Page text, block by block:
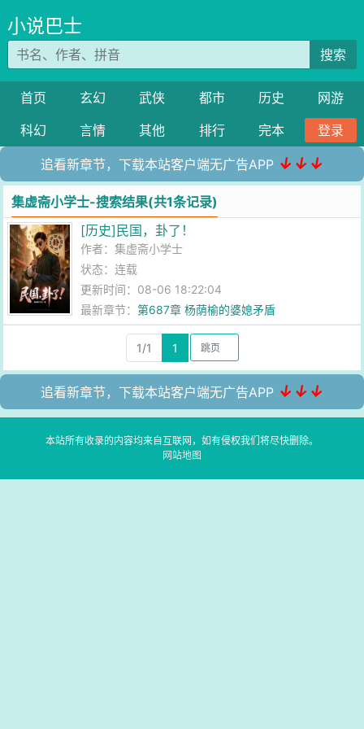
小说巴士
搜索
首页 玄幻 武侠 都市 历史
网游
科幻
言情 其他 排行 完本 登录
追看新章节，下载本站客户端无广告APP ↓↓↓
集虚斋小学士-搜索结果(共1条记录)
[历史]民国，卦了！
作者：集虚斋小学士
状态：连载
更新时间：08-06 18:22:04
最新章节：第687章 杨荫榆的婆媳矛盾
1/1 1
追看新章节，下载本站客户端无广告APP ↓↓↓
本站所有收录的内容均来自互联网，如有侵权我们将尽快删除。
网站地图